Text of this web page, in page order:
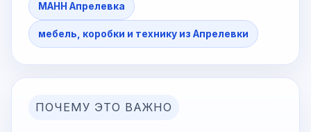
МАНН Апрелевка
мебель, коробки и технику из Апрелевки
ПОЧЕМУ ЭТО ВАЖНО